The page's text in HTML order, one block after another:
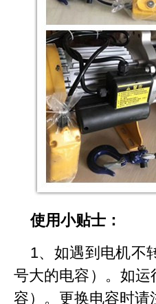
使用小贴士：
1、如遇到电机不
号大的电容）。如
容）。更换电容时请